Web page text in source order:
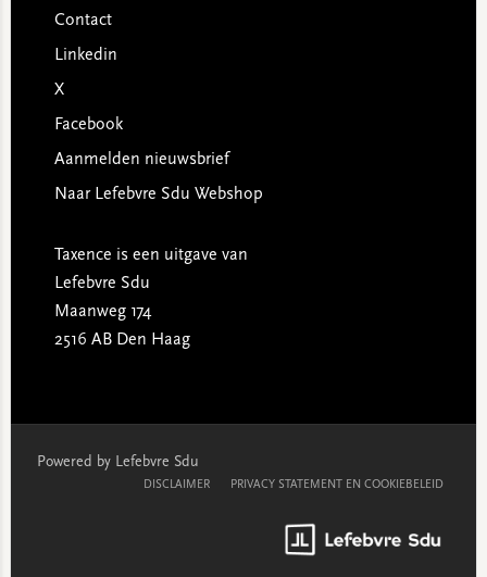
Contact
Linkedin
X
Facebook
Aanmelden nieuwsbrief
Naar Lefebvre Sdu Webshop
Taxence is een uitgave van
Lefebvre Sdu
Maanweg 174
2516 AB Den Haag
Powered by Lefebvre Sdu
DISCLAIMER PRIVACY STATEMENT EN COOKIEBELEID